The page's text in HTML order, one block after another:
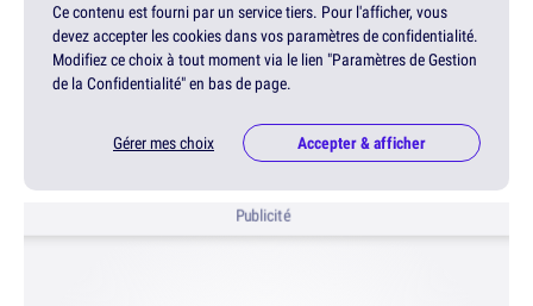
Ce contenu est fourni par un service tiers. Pour l'afficher, vous
devez accepter les cookies dans vos paramètres de confidentialité.
Modifiez ce choix à tout moment via le lien "Paramètres de Gestion
de la Confidentialité" en bas de page.
Gérer mes choix Accepter & afficher
Publicité